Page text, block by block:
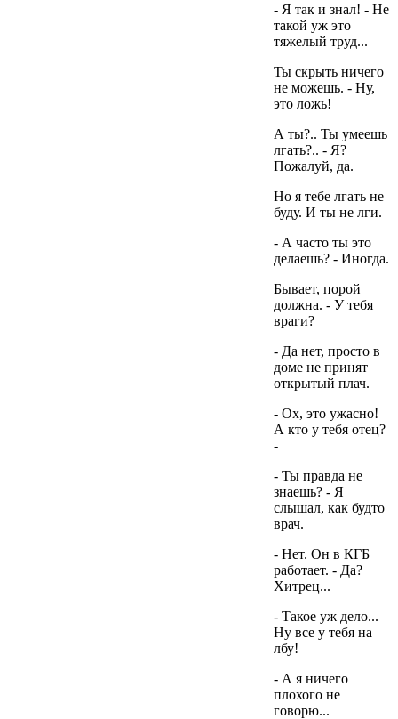
- Я так и знал! - Не
такой уж это
тяжелый труд...
Ты скрыть ничего
не можешь. - Ну,
это ложь!
А ты?.. Ты умеешь
лгать?.. - Я?
Пожалуй, да.
Но я тебе лгать не
буду. И ты не лги.
- А часто ты это
делаешь? - Иногда.
Бывает, порой
должна. - У тебя
враги?
- Да нет, просто в
доме не принят
открытый плач.
- Ох, это ужасно!
А кто у тебя отец?
-
- Ты правда не
знаешь? - Я
слышал, как будто
врач.
- Нет. Он в КГБ
работает. - Да?
Хитрец...
- Такое уж дело...
Ну все у тебя на
лбу!
- А я ничего
плохого не
говорю...